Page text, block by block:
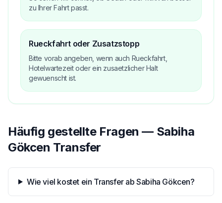
zu Ihrer Fahrt passt.
Rueckfahrt oder Zusatzstopp
Bitte vorab angeben, wenn auch Rueckfahrt,
Hotelwartezeit oder ein zusaetzlicher Halt
gewuenscht ist.
Häufig gestellte Fragen — Sabiha
Gökcen Transfer
Wie viel kostet ein Transfer ab Sabiha Gökcen?